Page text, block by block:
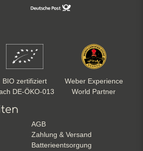
BIO zertifiziert
DE-ÖKO-013
Weber Experience
World Partner
AGB
Zahlung & Versand
Batterieentsorgung